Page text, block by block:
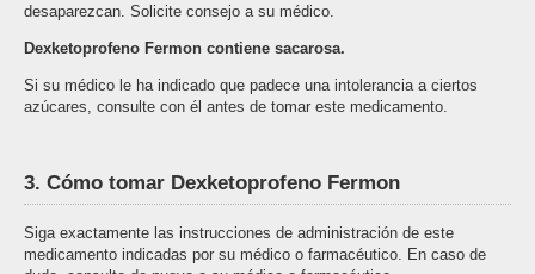
desaparezcan. Solicite consejo a su médico.
Dexketoprofeno Fermon contiene sacarosa.
Si su médico le ha indicado que padece una intolerancia a ciertos
azúcares, consulte con él antes de tomar este medicamento.
3. Cómo tomar Dexketoprofeno Fermon
Siga exactamente las instrucciones de administración de este
medicamento indicadas por su médico o farmacéutico. En caso de